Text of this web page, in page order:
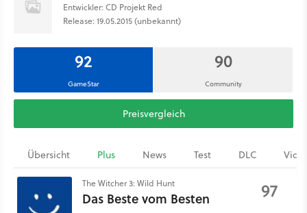
Entwickler: CD Projekt Red
Release: 19.05.2015 (unbekannt)
92
GameStar
90
Community
Preisvergleich
Übersicht Plus News Test DLC
The Witcher 3: Wild Hunt
Das Beste vom Besten 97